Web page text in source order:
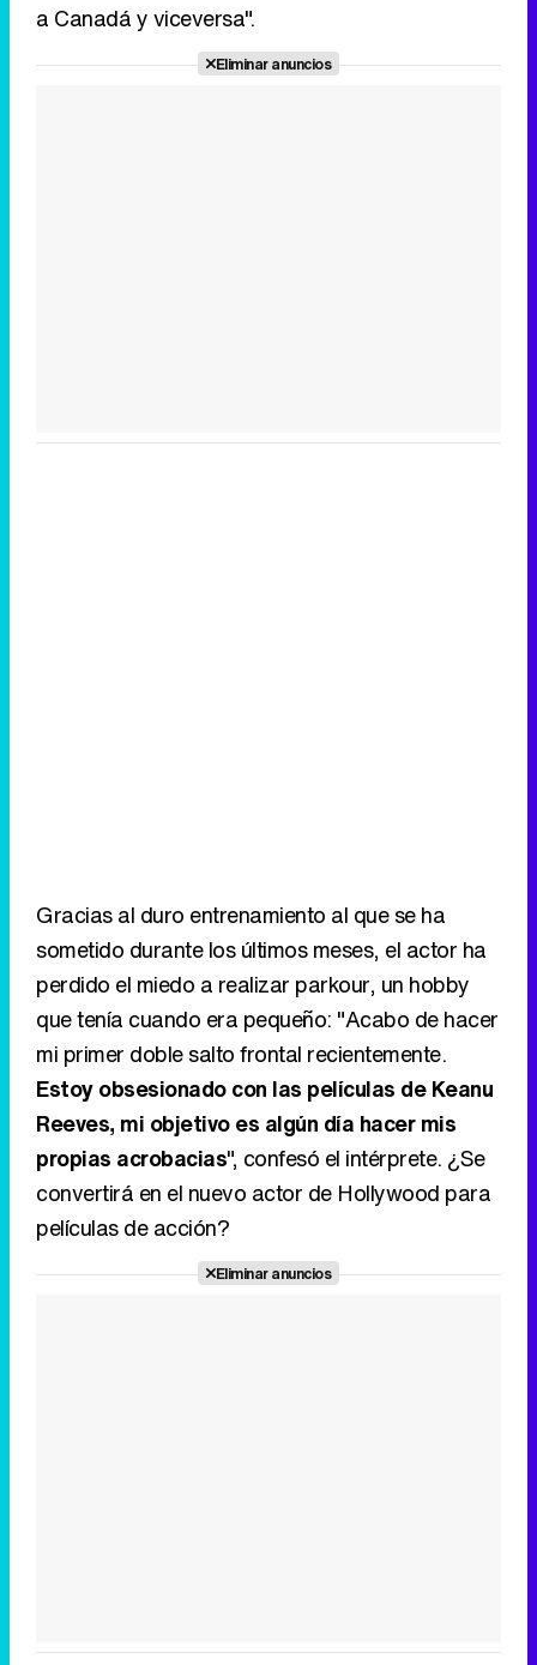
a Canadá y viceversa".
Eliminar anuncios
Gracias al duro entrenamiento al que se ha
sometido durante los últimos meses, el actor ha
perdido el miedo a realizar parkour, un hobby
que tenía cuando era pequeño: "Acabo de hacer
mi primer doble salto frontal recientemente.
Estoy obsesionado con las películas de Keanu
Reeves, mi objetivo es algún día hacer mis
propias acrobacias", confesó el intérprete. ¿Se
convertirá en el nuevo actor de Hollywood para
películas de acción?
Eliminar anuncios